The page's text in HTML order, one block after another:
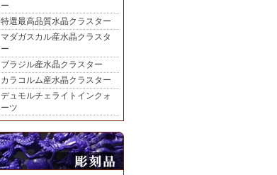
ー
特選最高品質水晶クラスター
マダガスカル産水晶クラスタ
ー
ブラジル産水晶クラスター
カラコルム産水晶クラスター
デュモルチェライトインクォ
ーツ